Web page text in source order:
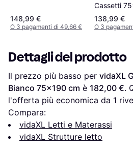
148,99 €
O 3 pagamenti di 49,66 €
Cassetti
Small
138,99 €
O 3
Dettagli del prodotto
Il prezzo più basso per vidaXL
Bianco 75x190 cm è 182,00 €.
l'offerta più economica da 1
Compara:
vidaXL Letti e Materassi
vidaXL Strutture letto